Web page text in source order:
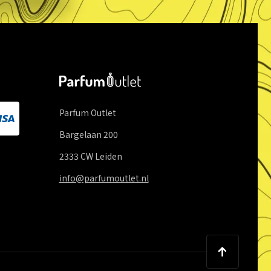
Parfum Outlet
Bargelaan 200
2333 CW Leiden
info@parfumoutlet.nl